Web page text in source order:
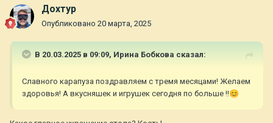
Дохтур
Опубликовано 20 марта, 2025
В 20.03.2025 в 09:09, Ирина Бобкова сказал:
Славного карапуза поздравляем с тремя месяцами! Желаем
здоровья! А вкусняшек и игрушек сегодня по больше !!😊